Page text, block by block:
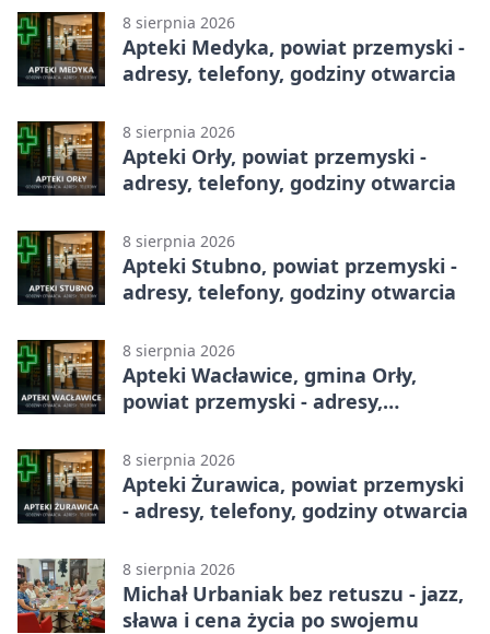
8 sierpnia 2026
Apteki Medyka, powiat przemyski -
adresy, telefony, godziny otwarcia
8 sierpnia 2026
Apteki Orły, powiat przemyski -
adresy, telefony, godziny otwarcia
8 sierpnia 2026
Apteki Stubno, powiat przemyski -
adresy, telefony, godziny otwarcia
8 sierpnia 2026
Apteki Wacławice, gmina Orły,
powiat przemyski - adresy,
8 sierpnia 2026
Apteki Żurawica, powiat przemyski
- adresy, telefony, godziny otwarcia
8 sierpnia 2026
Michał Urbaniak bez retuszu - jazz,
sława i cena życia po swojemu